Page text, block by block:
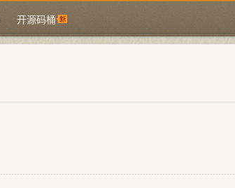
开源码桶